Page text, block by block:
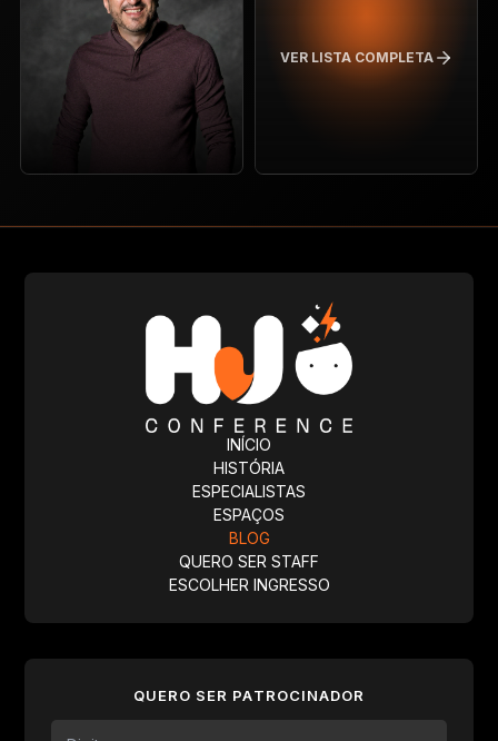
VER LISTA COMPLETA
INÍCIO
HISTÓRIA
ESPECIALISTAS
ESPAÇOS
BLOG
QUERO SER STAFF
ESCOLHER INGRESSO
QUERO SER PATROCINADOR